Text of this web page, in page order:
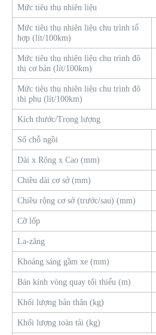
Mức tiêu thụ nhiên liệu
Mức tiêu thụ nhiên liệu chu trình tổ
hợp (lít/100km)
Mức tiêu thụ nhiên liệu chu trình đô
thị cơ bản (lít/100km)
Mức tiêu thụ nhiên liệu chu trình đô
thị phụ (lít/100km)
Kích thước/Trọng lượng
Số chỗ ngồi
Dài x Rộng x Cao (mm)
Chiều dài cơ sở (mm)
Chiều rộng cơ sở (trước/sau) (mm)
Cỡ lốp
La-zăng
Khoảng sáng gầm xe (mm)
Bán kính vòng quay tối thiểu (m)
Khối lượng bản thân (kg)
Khối lượng toàn tải (kg)